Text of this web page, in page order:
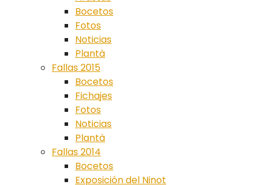
Bocetos
Fotos
Noticias
Plantà
Fallas 2015
Bocetos
Fichajes
Fotos
Noticias
Plantà
Fallas 2014
Bocetos
Exposición del Ninot